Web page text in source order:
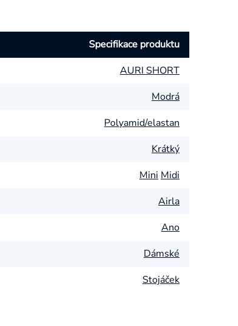
Specifikace produktu
AURI SHORT
Modrá
Polyamid/elastan
Krátký
Mini Midi
Airla
Ano
Dámské
Stojáček